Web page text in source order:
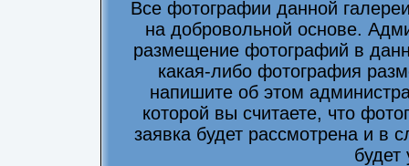
Все фотографии данной
на добровольной основе.
размещение фотографий в
какая-либо фотография
напишите об этом
которой вы считаете, что
заявка будет рассмотрена и в
будет